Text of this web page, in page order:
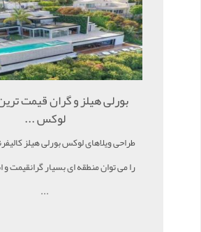
بورلی هیلز و گران قیمت
لوکس ...
طراحی ویلاهای لوکس بورلی هیلز
را می توان منطقه ای بسیار گرانقیمت
...